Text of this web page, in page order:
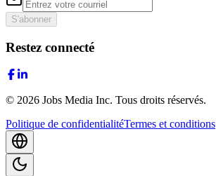
S'abonner
Restez connecté
© 2026 Jobs Media Inc. Tous droits réservés.
Politique de confidentialitéTermes et conditions